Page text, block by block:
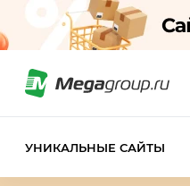
УНИКАЛЬНЫЕ САЙТЫ